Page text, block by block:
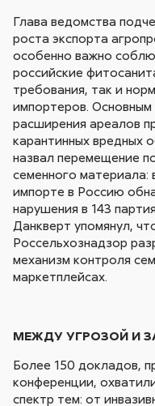
Глава ведомства
роста экспорта
особенно важно
российские
требования, так и
импортеров. Основным
расширения ареалов
карантинных вредных
назвал перемещение
семенного материала:
импорте в Россию
нарушения в 143
Данкверт упомянул,
Россельхознадзор
механизм контроля
маркетплейсах.
МЕЖДУ УГРОЗОЙ И
Более 150 докладов,
конференции,
спектр тем: от